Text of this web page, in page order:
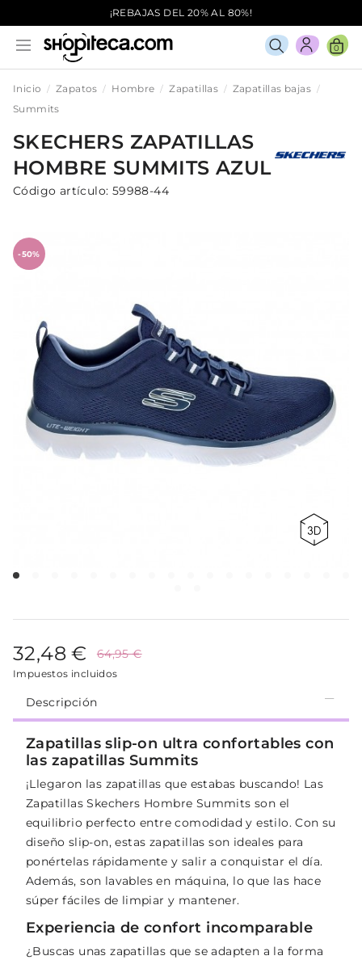
¡REBAJAS DEL 20% AL 80%!
0
Inicio Zapatos Hombre Zapatillas
Zapatillas bajas
Summits
SKECHERS ZAPATILLAS
HOMBRE SUMMITSAZUL
Código artículo: 59988-44
-50%
32,48 € 64,95 €
Impuestos incluidos
Descripción
Zapatillas slip-on ultra confortables con
las zapatillas Summits
¡Llegaron las zapatillas que estabas buscando! Las
Zapatillas Skechers Hombre Summits son el
equilibrio perfecto entre comodidad y estilo. Con su
diseño slip-on, estas zapatillas son ideales para
ponértelas rápidamente y salir a conquistar el día.
Además, son lavables en máquina, lo que las hace
súper fáciles de limpiar y mantener.
Experiencia de confort incomparable
¿Buscas unas zapatillas que se adapten a la forma